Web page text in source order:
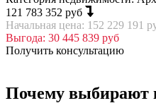
121 783 352 руб
Начальная цена: 152 229 191
Выгода: 30 445 839 руб
Получить консультацию
Почему выбирают